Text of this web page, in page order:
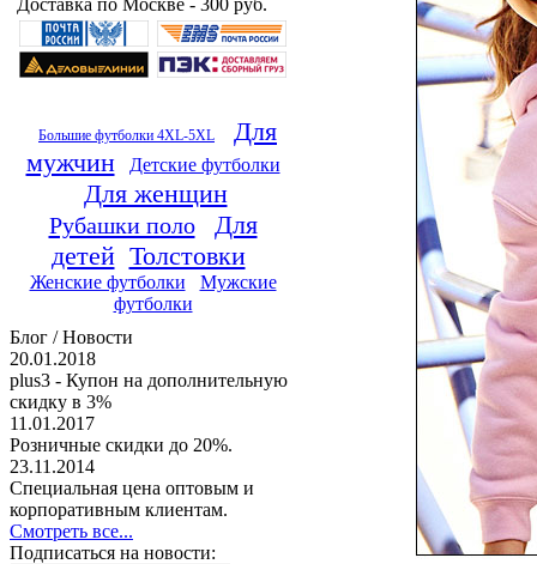
Доставка по Москве - 300 руб.
Большие футболки 4XL-5XL
Для
мужчин
Детские футболки
Для женщин
Рубашки поло
Для
детей Толстовки
Женские футболки
Мужские
футболки
Блог / Новости
20.01.2018
plus3 - Купон на дополнительную
скидку в 3%
11.01.2017
Розничные скидки до 20%.
23.11.2014
Специальная цена оптовым и
корпоративным клиентам.
Смотреть все...
Подписаться на новости: